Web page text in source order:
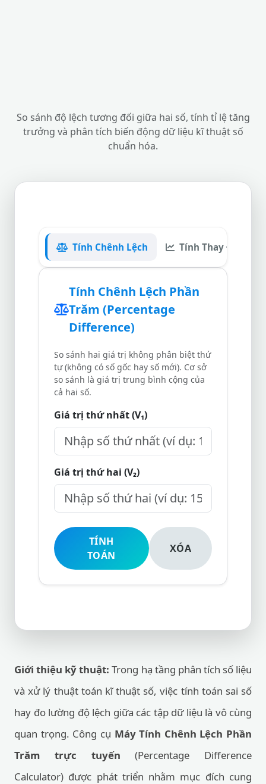
So sánh độ lệch tương đối giữa hai số, tính tỉ lệ tăng
trưởng và phân tích biến động dữ liệu kĩ thuật số
chuẩn hóa.
Tính Chênh Lệch Tính Thay Đổi %
Tính Chênh Lệch Phần
Trăm (Percentage
Difference)
So sánh hai giá trị không phân biệt thứ
tự (không có số gốc hay số mới). Cơ sở
so sánh là giá trị trung bình cộng của
cả hai số.
Giá trị thứ nhất (V₁)
Giá trị thứ hai (V₂)
TÍNH
TOÁN
XÓA
Giới thiệu kỹ thuật: Trong hạ tầng phân tích số liệu
và xử lý thuật toán kĩ thuật số, việc tính toán sai số
hay đo lường độ lệch giữa các tập dữ liệu là vô cùng
quan trọng. Công cụ Máy Tính Chênh Lệch Phần
Trăm trực tuyến (Percentage Difference
Calculator) được phát triển nhằm mục đích cung